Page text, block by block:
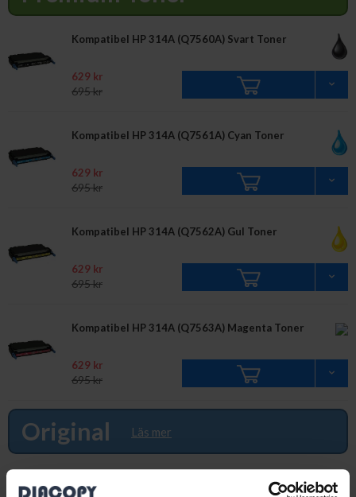
Kompatibel HP 314A (Q7560A) Svart Toner
629 kr
695 kr
Kompatibel HP 314A (Q7561A) Cyan Toner
629 kr
695 kr
Kompatibel HP 314A (Q7562A) Gul Toner
629 kr
695 kr
Kompatibel HP 314A (Q7563A) Magenta Toner
629 kr
695 kr
Original Läs mer